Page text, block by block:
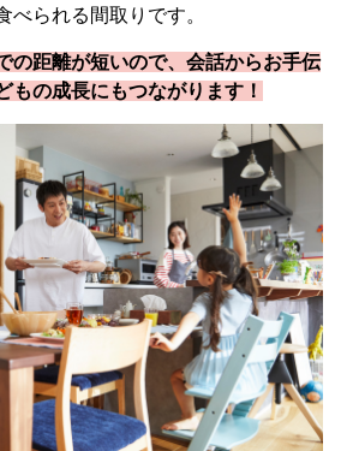
べられる間取りです。
の距離が短いので、会話からお手伝
もの成長にもつながります！